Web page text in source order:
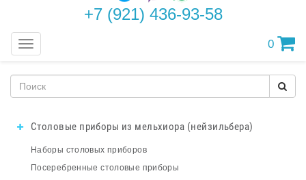
+7 (921) 436-93-58
Меню 0
Столовые приборы из мельхиора (нейзильбера)
Наборы столовых приборов
Посеребренные столовые приборы